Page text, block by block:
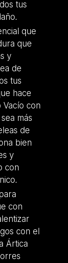
tus
que
que
y
de
tus
hace
con
más
de
bien
y
con
con
con el
Ártica